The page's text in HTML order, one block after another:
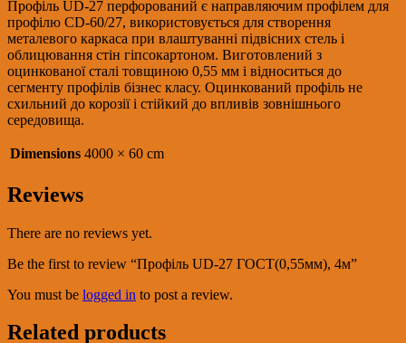
Профіль UD-27 перфорований є направляючим профілем для
профілю CD-60/27, використовується для створення
металевого каркаса при влаштуванні підвісних стель і
облицювання стін гіпсокартоном. Виготовлений з
оцинкованої сталі товщиною 0,55 мм і відноситься до
сегменту профілів бізнес класу. Оцинкований профіль не
схильний до корозії і стійкий до впливів зовнішнього
середовища.
Dimensions 4000 × 60 cm
Reviews
There are no reviews yet.
Be the first to review “Профіль UD-27 ГОСТ(0,55мм), 4м”
You must be logged in to post a review.
Related products